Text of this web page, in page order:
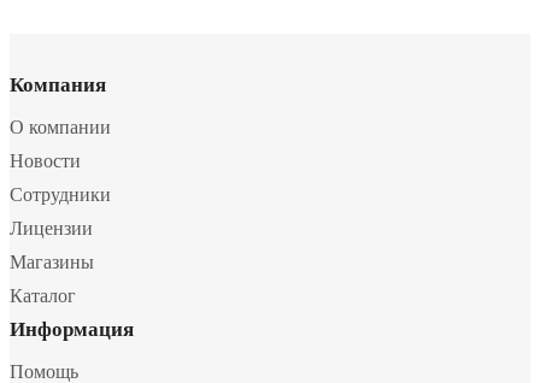
Компания
О компании
Новости
Сотрудники
Лицензии
Магазины
Каталог
Информация
Помощь